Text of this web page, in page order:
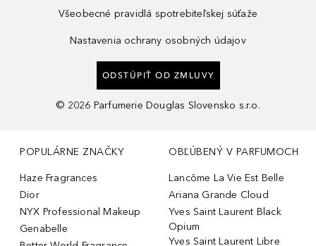
Všeobecné pravidlá spotrebiteľskej súťaže
Nastavenia ochrany osobných údajov
ODSTÚPIŤ OD ZMLUVY
© 2026 Parfumerie Douglas Slovensko s.r.o.
POPULÁRNE ZNAČKY
Haze Fragrances
Dior
NYX Professional Makeup
Genabelle
OBĽÚBENÝ V PARFUMOCH
Lancôme La Vie Est Belle
Ariana Grande Cloud
Yves Saint Laurent Black
Opium
Yves Saint Laurent Libre